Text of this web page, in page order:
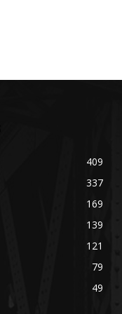
409
337
169
139
121
79
49